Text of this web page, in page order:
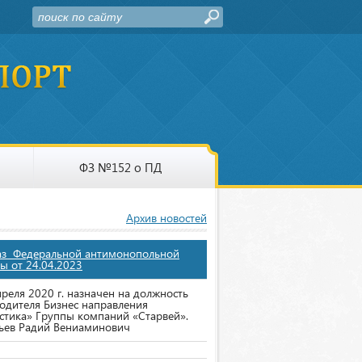
ФЗ №152 о ПД
Архив новостей
Федеральной антимонопольной
от 24.04.2023
2020 г. назначен на должность
Бизнес направления
Группы компаний «Старвей».
Радий Вениаминович